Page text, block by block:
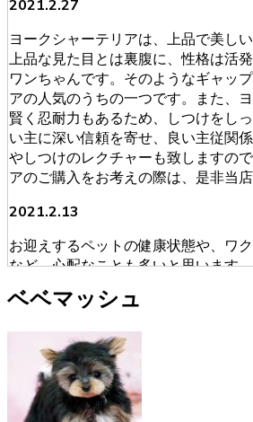
2021.2.27
ヨークシャーテリアは、上品で美し
上品な見た目とは裏腹に、性格は活
ワンちゃんです。そのようなギャッ
アの人気のうちの一つです。また、
賢く忍耐力もあるため、しつけをし
い主に深い信頼を寄せ、良い主従関
やしつけのレクチャーも致しますの
アのご購入をお考えの際は、是非当店
2021.2.13
お迎えするペットの健康状態や、ワ
など、心配なことも多いと思います
は、獣医師による健康診断を必ず受
ダーが販売・購入に当たって安心でき
も安心してお迎えいただけます。ヨ
購入をお考えの際は、是非当店にご相
2021.1.31
ベベマッシュ